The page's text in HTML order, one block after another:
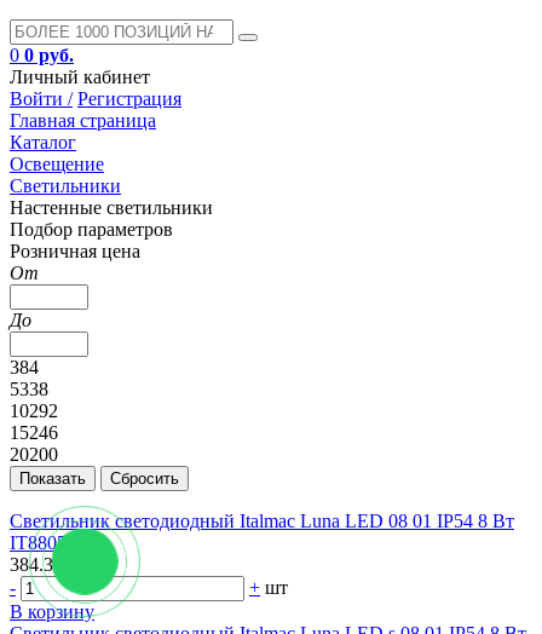
0 0 руб.
Личный кабинет
Войти / Регистрация
Главная страница
Каталог
Освещение
Светильники
Настенные светильники
Подбор параметров
Розничная цена
От
До
384
5338
10292
15246
20200
Светильник светодиодный Italmac Luna LED 08 01 IP54 8 Вт
IT8805
384.34 руб.
-
+ шт
В корзину